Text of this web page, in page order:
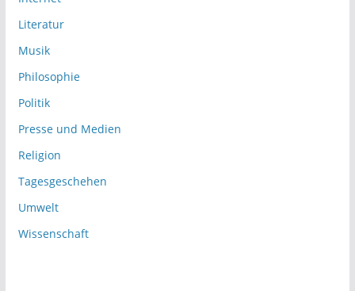
Literatur
Musik
Philosophie
Politik
Presse und Medien
Religion
Tagesgeschehen
Umwelt
Wissenschaft